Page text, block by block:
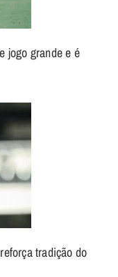
jogo grande e é
tradição do